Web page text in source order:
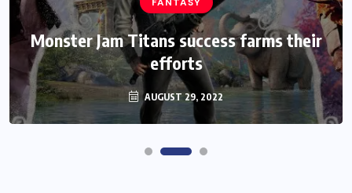
We Believe Announce Will the iPhone
this Day By Kinds Game Play History
AUGUST 29, 2022